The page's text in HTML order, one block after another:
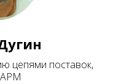
цепями поставок,